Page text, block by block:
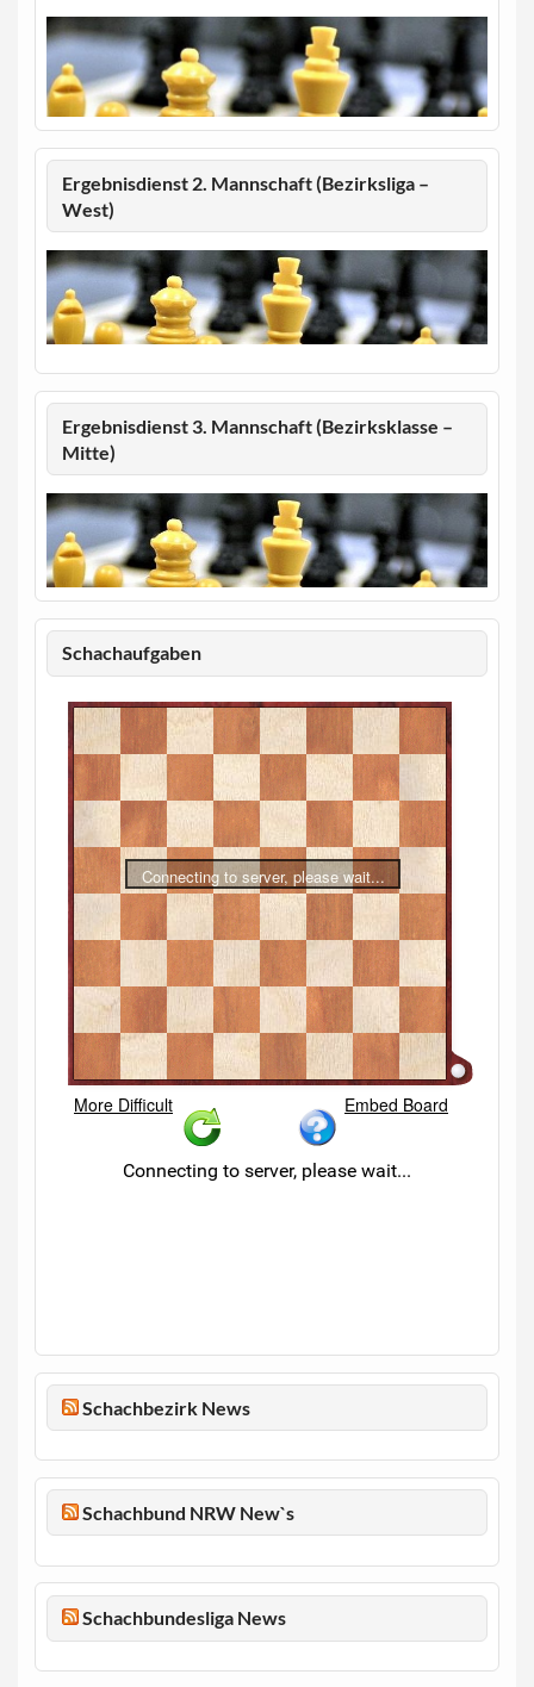
Ergebnisdienst 2. Mannschaft (Bezirksliga –
West)
Ergebnisdienst 3. Mannschaft (Bezirksklasse –
Mitte)
Schachaufgaben
Schachbezirk News
Schachbund NRW New`s
Schachbundesliga News